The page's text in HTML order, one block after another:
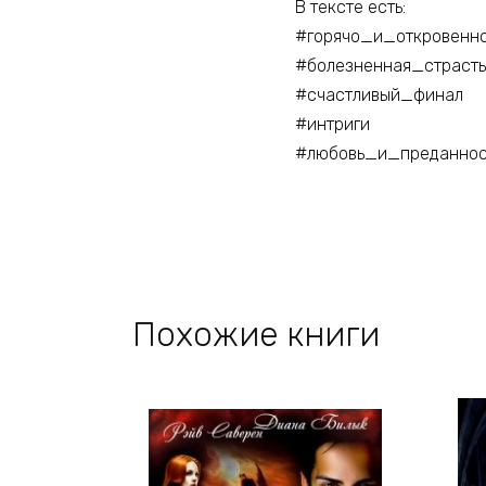
В тексте есть:
#болезненная_страсть
#счастливый_финал
#интриги
Похожие книги